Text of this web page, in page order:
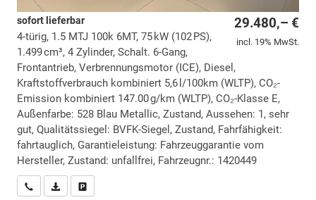
29.480,– €
incl. 19% MwSt.
sofort lieferbar
4-türig, 1.5 MTJ 100k 6MT, 75 kW (102 PS),
1.499 cm³, 4 Zylinder, Schalt. 6-Gang,
Frontantrieb, Verbrennungsmotor (ICE), Diesel,
Kraftstoffverbrauch kombiniert 5,6 l/100km (WLTP), CO₂-
Emission kombiniert 147.00 g/km (WLTP), CO₂-Klasse E,
Außenfarbe: 528 Blau Metallic, Zustand, Aussehen: 1, sehr
gut, Qualitätssiegel: BVFK-Siegel, Zustand, Fahrfähigkeit:
fahrtauglich, Garantieleistung: Fahrzeuggarantie vom
Hersteller, Zustand: unfallfrei, Fahrzeugnr.: 1420449
Wir rufen Sie anPDF-Datei, Fahrzeugexposé drucken